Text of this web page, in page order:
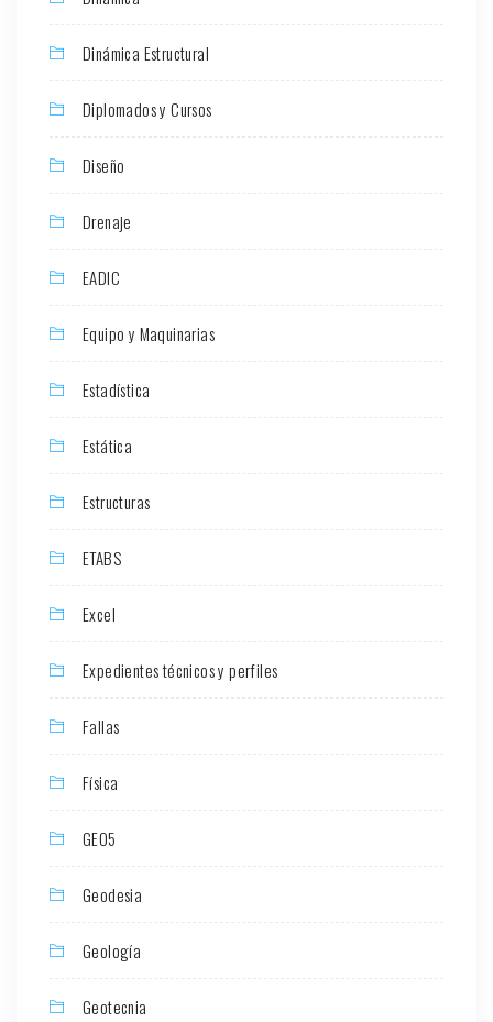
Dinámica Estructural
Diplomados y Cursos
Diseño
Drenaje
EADIC
Equipo y Maquinarias
Estadística
Estática
Estructuras
ETABS
Excel
Expedientes técnicos y perfiles
Fallas
Física
GEO5
Geodesia
Geología
Geotecnia